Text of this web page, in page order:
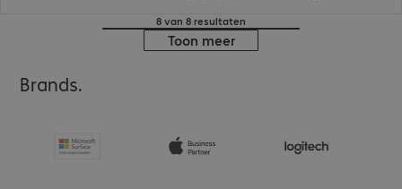
8 van 8 resultaten
Toon meer
Brands.